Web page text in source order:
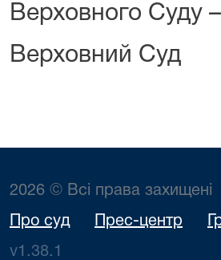
Верховного Суду –
Верховний Суд
2026 © Всі права захищені
Про суд Прес-центр
v1.38.1